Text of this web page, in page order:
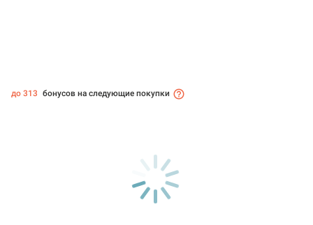
до 313 бонусов на следующие покупки